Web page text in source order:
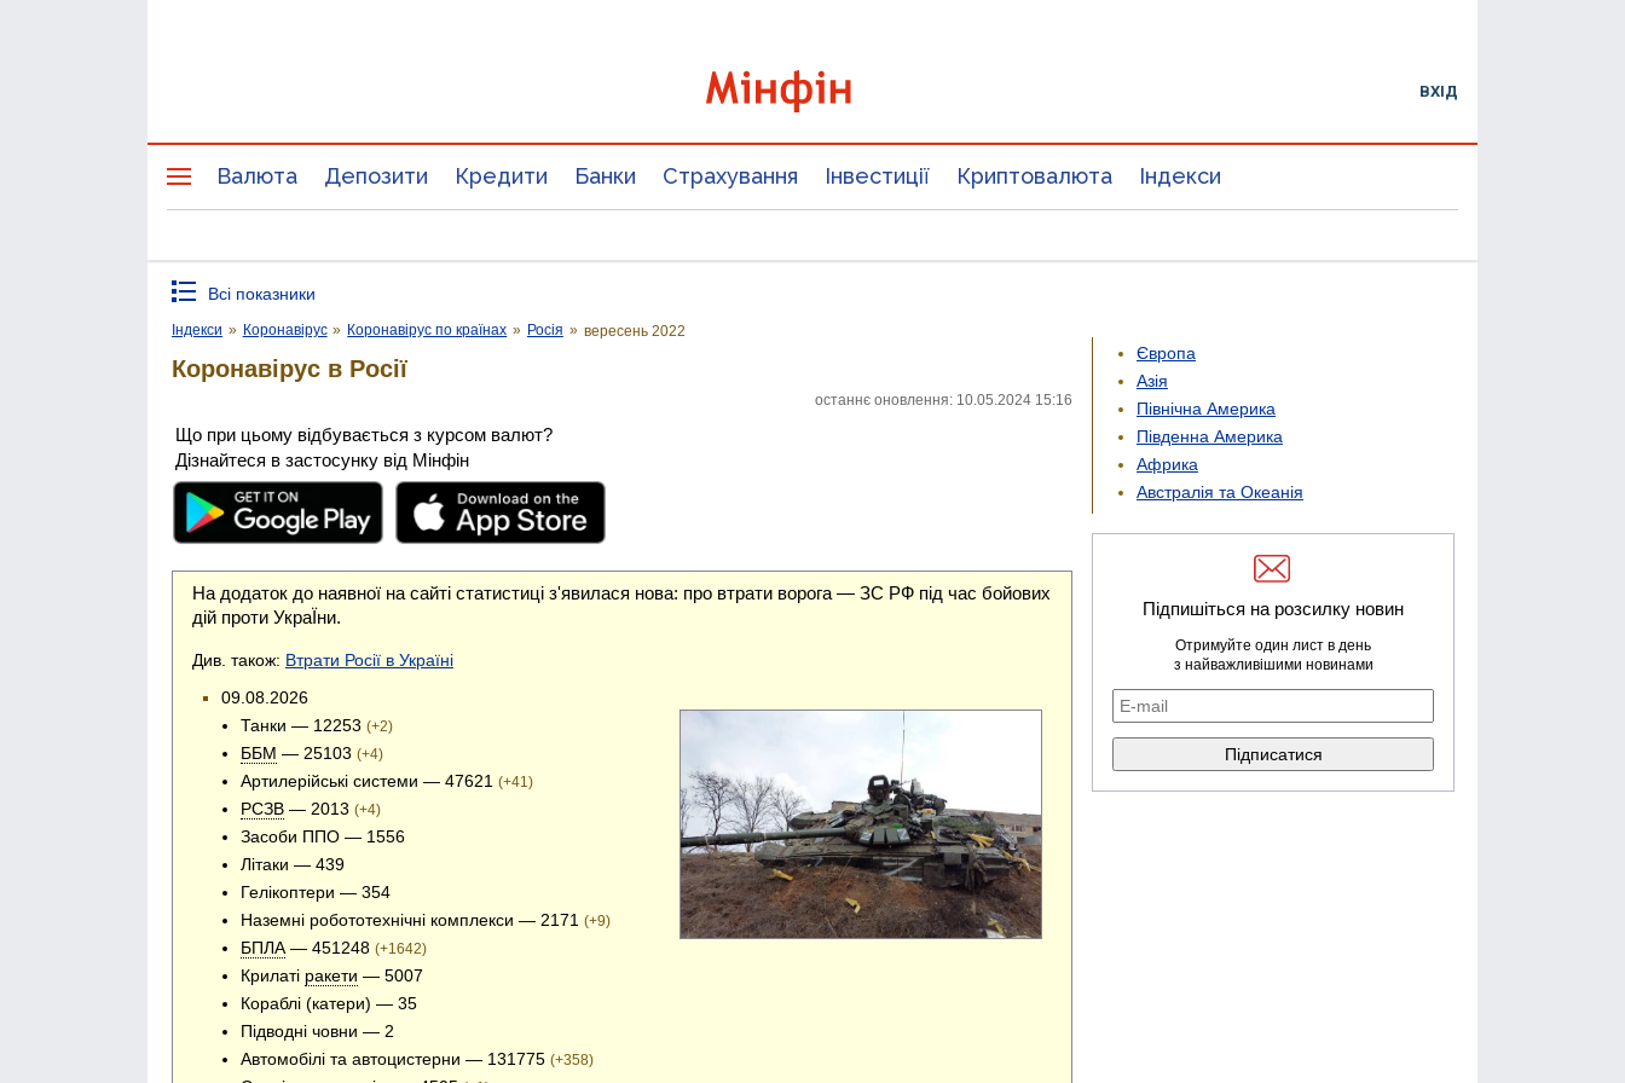
ВХІД
Валюта Депозити Кредити Банки Страхування Інвестиції Криптовалюта Індекси
Всі показники
Індекси » Коронавірус » Коронавірус по країнах » Росія » вересень 2022
Коронавірус в Росії
останнє оновлення: 10.05.2024 15:16
Що при цьому відбувається з курсом валют?
Дізнайтеся в застосунку від Мінфін
На додаток до наявної на сайті статистиці з'явилася нова: про втрати ворога — ЗС РФ під час бойових
дій проти УкраЇни.
Див. також: Втрати Росії в Україні
09.08.2026
Танки — 12253 (+2)
ББМ — 25103 (+4)
Артилерійські системи — 47621 (+41)
РСЗВ — 2013 (+4)
Засоби ППО — 1556
Літаки — 439
Гелікоптери — 354
Наземні робототехнічні комплекси — 2171 (+9)
БПЛА — 451248 (+1642)
Крилаті ракети — 5007
Кораблі (катери) — 35
Підводні човни — 2
Автомобілі та автоцистерни — 131775 (+358)
Європа
Азія
Північна Америка
Південна Америка
Африка
Австралія та Океанія
Підпишіться на розсилку новин
Отримуйте один лист в день
з найважливішими новинами